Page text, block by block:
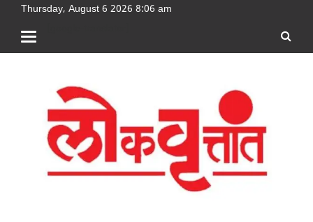
Thursday, August 6 2026 8:06 am